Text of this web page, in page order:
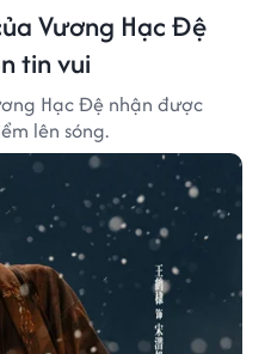
Vương Hạc Đệ
tin vui
Hạc Đệ nhận được
lên sóng.